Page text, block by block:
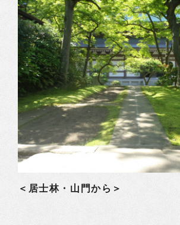
＜居士林・山門から＞